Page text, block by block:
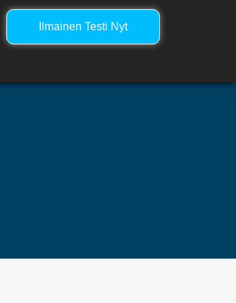
Ilmainen Testi Nyt